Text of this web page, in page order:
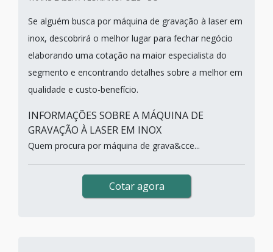
Se alguém busca por máquina de gravação à laser em
inox, descobrirá o melhor lugar para fechar negócio
elaborando uma cotação na maior especialista do
segmento e encontrando detalhes sobre a melhor em
qualidade e custo-benefício.
INFORMAÇÕES SOBRE A MÁQUINA DE
GRAVAÇÃO À LASER EM INOX
Quem procura por máquina de grava&cce...
Cotar agora